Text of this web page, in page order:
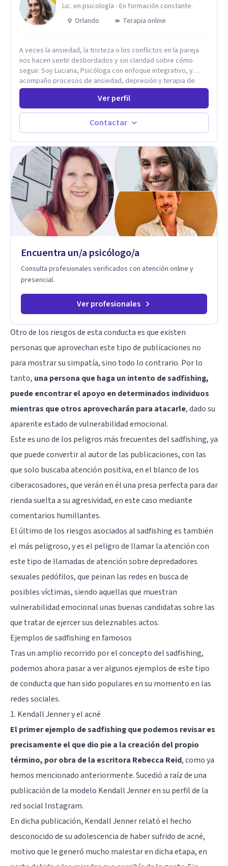
Lic. en psicología - En formación constante.
Orlando
Terapia online
A veces la ansiedad, la tristeza o los conflictos en la pareja
nos hacen sentir desbordados y sin claridad sobre cómo
seguir. Soy Luciana, Psicóloga con enfoque integrativo, y
acompaño procesos de ansiedad, depresión y terapia de
pareja. Trabajo desde una perspectiva que combina Terapia
Cognitivo-Conductual (TCC), terapias contextuales y
herramientas de comunicación, brindando recursos
concretos para regular emociones, comprender patrones y
abordar las dificultades vinculares con mayor claridad.
modalidad online. Si sentís que es momento de darte un
espacio para empezar un proceso personal o trabajar en tu
vínculo, podés escribirme para coordinar una primera
consulta.
Ver perfil
Contactar
Encuentra un/a psicólogo/a
Consulta profesionales verificados con atención online y
presencial.
Ver profesionales
Otro de los riesgos de esta conducta es que existen
personas que aprovechan este tipo de publicaciones no
para mostrar su simpatía, sino todo lo contrario. Por lo
tanto, una persona que haga un intento de sadfishing,
puede encontrar el apoyo en determinados individuos
mientras que otros aprovecharán para atacarle, dado su
aparente estado de vulnerabilidad emocional.
Este es uno de los peligros más frecuentes del sadfishing, ya
que puede convertir al autor de las publicaciones, con las
que solo buscaba atención positiva, en el blanco de los
ciberacosadores, que verán en él una presa perfecta para dar
rienda suelta a su agresividad, en este caso mediante
comentarios humillantes.
El último de los riesgos asociados al sadfishing es también
el más peligroso, y es el peligro de llamar la atención con
este tipo de llamadas de atención sobre depredadores
sexuales pedófilos, que peinan las redes en busca de
posibles víctimas, siendo aquellas que muestran
vulnerabilidad emocional unas buenas candidatas sobre las
que tratar de ejercer sus deleznables actos.
Ejemplos de sadfishing en famosos
Tras un amplio recorrido por el concepto del sadfishing,
podemos ahora pasar a ver algunos ejemplos de este tipo
de conducta que han sido populares en su momento en las
redes sociales.
1. Kendall Jenner y el acné
El primer ejemplo de sadfishing que podemos revisar es
precisamente el que dio pie a la creación del propio
término, por obra de la escritora Rebecca Reid, como ya
hemos mencionado anteriormente. Sucedió a raíz de una
publicación de la modelo Kendall Jenner en su perfil de la
red social Instagram.
En dicha publicación, Kendall Jenner relató el hecho
desconocido de su adolescencia de haber sufrido de acné,
motivo que le generó mucho malestar en dicha etapa, en